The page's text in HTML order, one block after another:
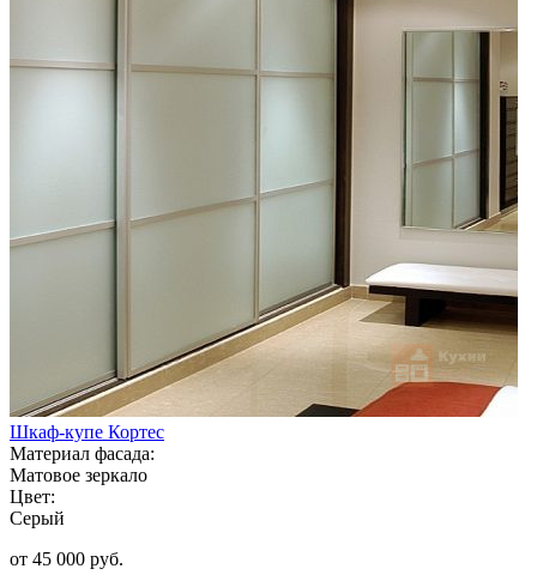
Шкаф-купе Кортес
Материал фасада:
Матовое зеркало
Цвет:
Серый
от 45 000 руб.